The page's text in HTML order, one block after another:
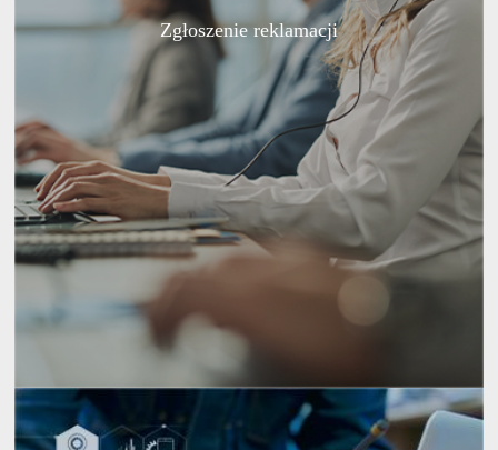
Zgłoszenie reklamacji